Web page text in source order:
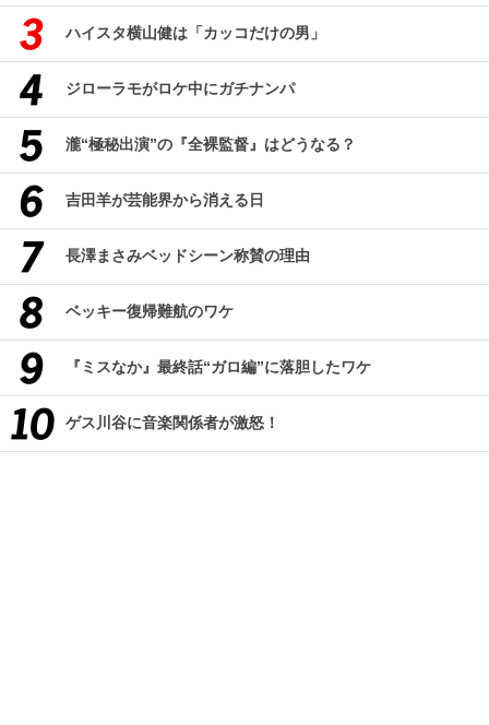
ハイスタ横山健は「カッコだけの男」
ジローラモがロケ中にガチナンパ
瀧“極秘出演”の『全裸監督』はどうなる？
吉田羊が芸能界から消える日
長澤まさみベッドシーン称賛の理由
ベッキー復帰難航のワケ
『ミスなか』最終話“ガロ編”に落胆したワケ
ゲス川谷に音楽関係者が激怒！